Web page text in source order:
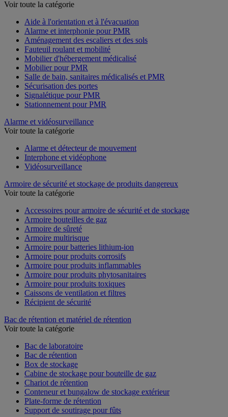
Voir toute la catégorie
Aide à l'orientation et à l'évacuation
Alarme et interphonie pour PMR
Aménagement des escaliers et des sols
Fauteuil roulant et mobilité
Mobilier d'hébergement médicalisé
Mobilier pour PMR
Salle de bain, sanitaires médicalisés et PMR
Sécurisation des portes
Signalétique pour PMR
Stationnement pour PMR
Alarme et vidéosurveillance
Voir toute la catégorie
Alarme et détecteur de mouvement
Interphone et vidéophone
Vidéosurveillance
Armoire de sécurité et stockage de produits dangereux
Voir toute la catégorie
Accessoires pour armoire de sécurité et de stockage
Armoire bouteilles de gaz
Armoire de sûreté
Armoire multirisque
Armoire pour batteries lithium-ion
Armoire pour produits corrosifs
Armoire pour produits inflammables
Armoire pour produits phytosanitaires
Armoire pour produits toxiques
Caissons de ventilation et filtres
Récipient de sécurité
Bac de rétention et matériel de rétention
Voir toute la catégorie
Bac de laboratoire
Bac de rétention
Box de stockage
Cabine de stockage pour bouteille de gaz
Chariot de rétention
Conteneur et bungalow de stockage extérieur
Plate-forme de rétention
Support de soutirage pour fûts